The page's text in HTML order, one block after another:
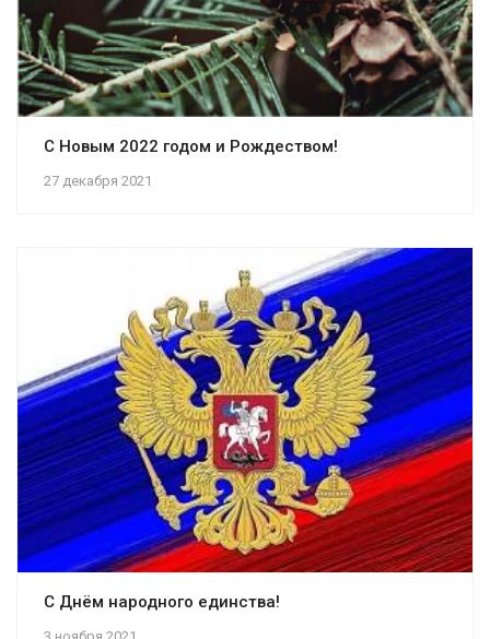
27 декабря 2021
С Новым 2022 годом и Рождеством!
С Днём народного единства!